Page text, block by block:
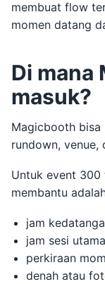
membuat flow
momen datang
Di mana
masuk?
Magicbooth bisa
rundown, venue,
Untuk event 300
membantu
jam
jam sesi
perkiraan
denah atau